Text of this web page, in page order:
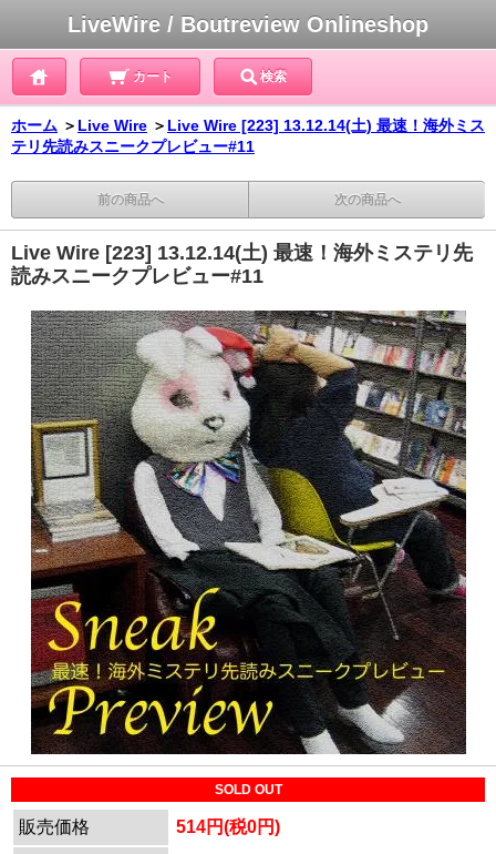
LiveWire / Boutreview Onlineshop
カート 検索
ホーム ＞ Live Wire ＞ Live Wire [223] 13.12.14(土) 最速！海外ミス
テリ先読みスニークプレビュー#11
前の商品へ 次の商品へ
Live Wire [223] 13.12.14(土) 最速！海外ミステリ先
読みスニークプレビュー#11
SOLD OUT
販売価格
514円(税0円)